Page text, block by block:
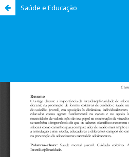
Saúde e Educação